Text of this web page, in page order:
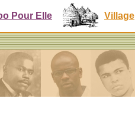
Pour Elle Village